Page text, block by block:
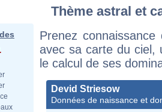
Thème astral et
Prenez
avec sa carte du ciel,
le calcul de ses
Devid Striesow
Données de naissance et